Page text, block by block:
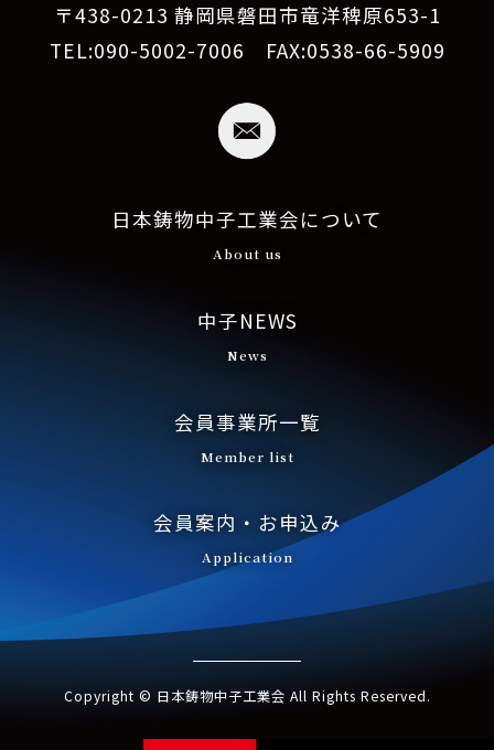
〒438-0213 静岡県磐田市竜洋稗原653-1
TEL:090-5002-7006 FAX:0538-66-5909
日本鋳物中子工業会について
About us
中子NEWS
News
会員事業所一覧
Member list
会員案内・お申込み
Application
Copyright © 日本鋳物中子工業会 All Rights Reserved.